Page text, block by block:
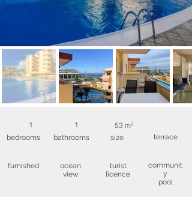
1
bedrooms
1
bathrooms
53 m²
size
furnished
ocean
view
turist
licence
terrace
communit
y
pool